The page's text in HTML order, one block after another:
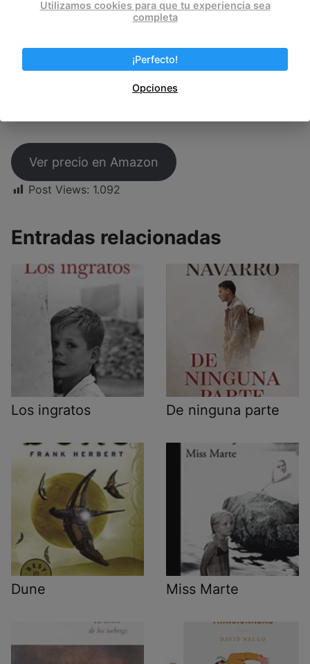
Ver precio en Amazon
Post Views: 1.092
Entradas relacionadas
Los ingratos De ninguna parte
Dune Miss Marte
Utilizamos cookies para que tu experiencia sea
completa
¡Perfecto!
Opciones